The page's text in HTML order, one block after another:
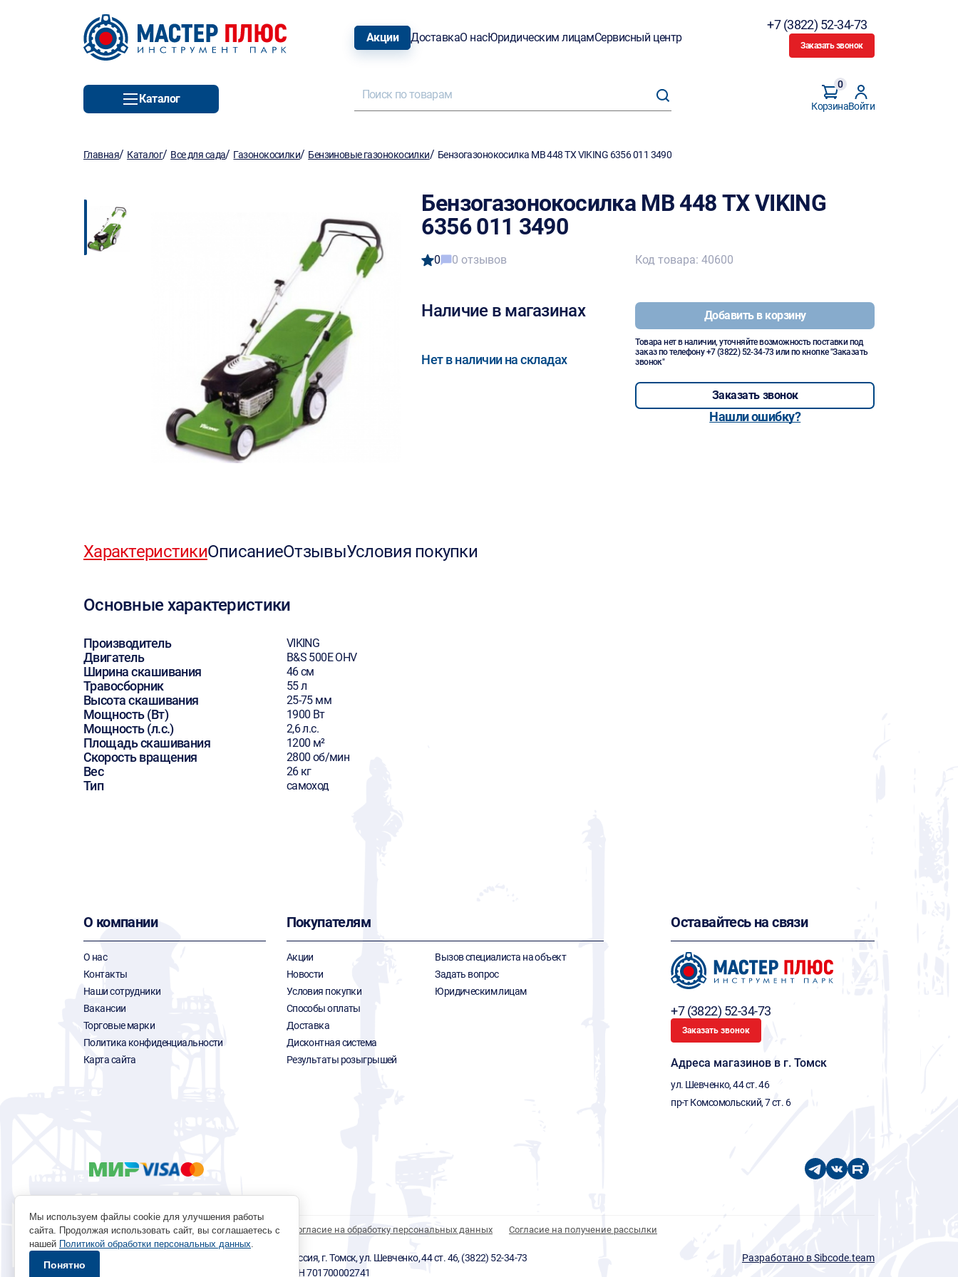
Акции ДоставкаО насЮридическим лицамСервисный центр
+7 (3822) 52-34-73
Заказать звонок
Каталог
Корзина
0
Войти
Главная/ Каталог/ Все для сада/ Газонокосилки/ Бензиновые газонокосилки/ Бензогазонокосилка MB 448 ТХ VIKING 6356 011 3490
Бензогазонокосилка MB 448 ТХ VIKING
6356 011 3490
0 0 отзывов
Наличие в магазинах
Нет в наличии на складах
Код товара: 40600
Добавить в корзину
Товара нет в наличии, уточняйте возможность поставки под
заказ по телефону+7 (3822) 52-34-73 или по кнопке "Заказать
звонок"
Заказать звонок
Нашли ошибку?
ХарактеристикиОписаниеОтзывыУсловия покупки
Основные характеристики
Производитель VIKING
Двигатель B&S 500E OHV
Ширина скашивания 46 см
Травосборник 55 л
Высота скашивания 25-75 мм
Мощность (Вт) 1900 Вт
Мощность (л.с.) 2,6 л.с.
Площадь скашивания 1200 м²
Скорость вращения 2800 об/мин
Вес 26 кг
Тип самоход
О компании
О нас
Контакты
Наши сотрудники
Вакансии
Торговые марки
Политика конфиденциальности
Карта сайта
Покупателям
Акции
Новости
Условия покупки
Способы оплаты
Доставка
Дисконтная система
Результаты розыгрышей
Вызов специалиста на объект
Задать вопрос
Юридическим лицам
Оставайтесь на связи
+7 (3822) 52-34-73
Заказать звонок
Адреса магазинов в г. Томск
ул. Шевченко, 44 ст. 46
пр-т Комсомольский, 7 ст. 6
Политика обработки персональных данных Согласие на обработку персональных данных Согласие на получение рассылки
© 1996 - 2026 инструмент парк «Мастер Плюс» Россия, г. Томск, ул. Шевченко, 44 ст. 46, (3822) 52-34-73
okp@masterplus.tomsk.ru ИП Брусницын Д.Н. ИНН 701700002741
Разработано в Sibcode.team
Мы используем файлы cookie для улучшения работы
сайта. Продолжая использовать сайт, вы соглашаетесь с
нашей Политикой обработки персональных данных.
Понятно